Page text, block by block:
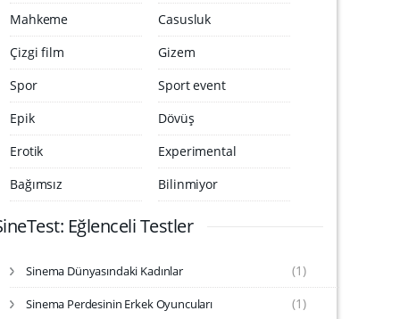
Mahkeme
Casusluk
Çizgi film
Gizem
Spor
Sport event
Epik
Dövüş
Erotik
Experimental
Bağımsız
Bilinmiyor
Eğlenceli Testler
Sinema Dünyasındaki Kadınlar (1)
Sinema Perdesinin Erkek Oyuncuları (1)